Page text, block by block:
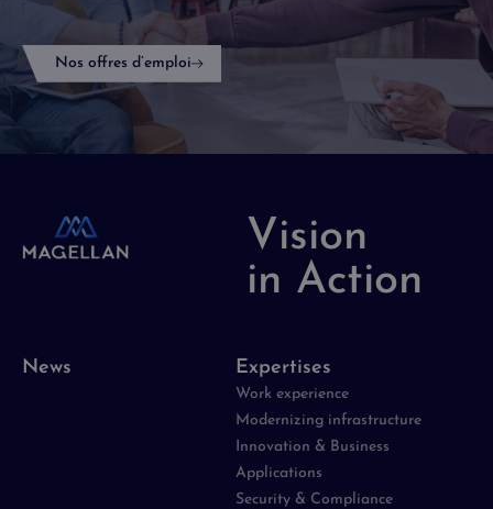
Nos offres d’emploi
Vision
in Action
News Expertises
Work experience
Modernizing infrastructure
Innovation & Business
Applications
Security & Compliance